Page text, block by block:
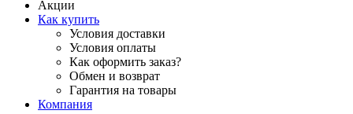
Акции
Как купить
Условия доставки
Условия оплаты
Как оформить заказ?
Обмен и возврат
Гарантия на товары
Компания